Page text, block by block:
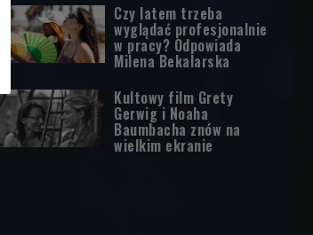
Czy latem trzeba
wyglądać profesjonalnie
w pracy? Odpowiada
Milena Bekalarska
Kultowy film Grety
Gerwig i Noaha
Baumbacha znów na
wielkim ekranie